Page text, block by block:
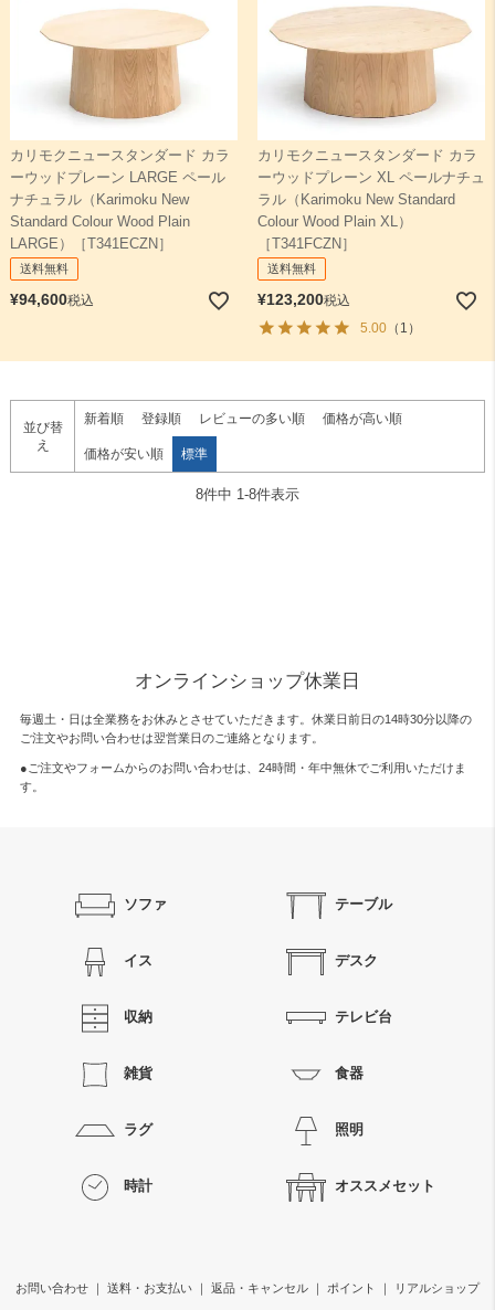
カリモクニュースタンダード カラ
ーウッドプレーン LARGE ペール
ナチュラル（Karimoku New
Standard Colour Wood Plain
LARGE）［T341ECZN］
送料無料
¥94,600税込
カリモクニュースタンダード カラ
ーウッドプレーン XL ペールナチュ
ラル（Karimoku New Standard
Colour Wood Plain XL）
［T341FCZN］
送料無料
¥123,200税込
5.00（1）
並び替
え
新着順 登録順 レビューの多い順 価格が高い順
価格が安い順 標準
8件中 1-8件表示
オンラインショップ休業日
毎週土・日は全業務をお休みとさせていただきます。休業日前日の14時30分以降の
ご注文やお問い合わせは翌営業日のご連絡となります。
●ご注文やフォームからのお問い合わせは、 24時間・年中無休でご利用いただけま
す。
ソファ テーブル
イス デスク
収納 テレビ台
雑貨 食器
ラグ 照明
時計 オススメセット
お問い合わせ ｜ 送料・お支払い ｜ 返品・キャンセル ｜ ポイント ｜ リアルショップ